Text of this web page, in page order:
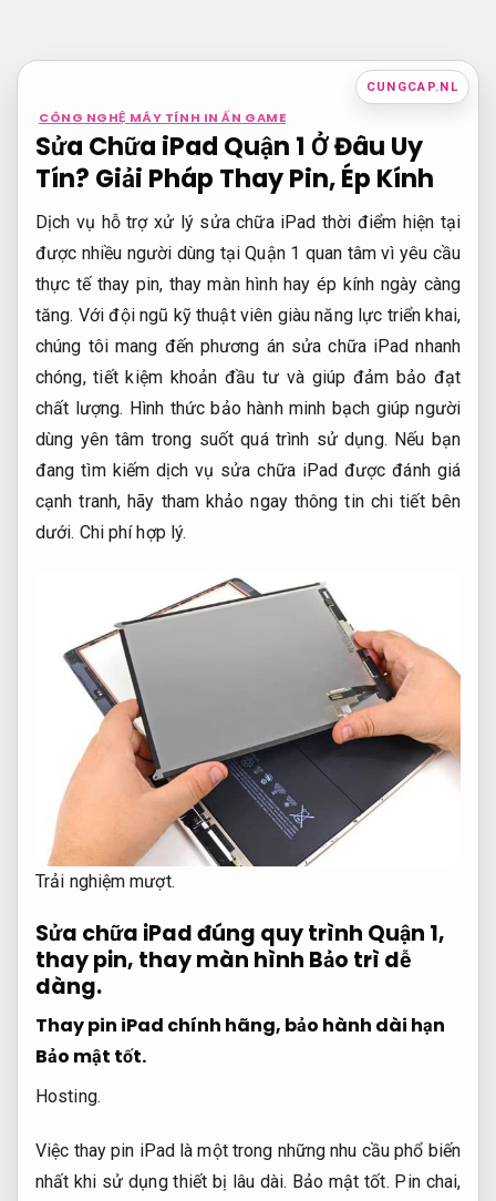
nội
CUNGCAP.NL
CÔNG NGHỆ MÁY TÍNH IN ẤN GAME
Sửa Chữa iPad Quận 1 Ở Đâu Uy
Tín? Giải Pháp Thay Pin, Ép Kính
Dịch vụ hỗ trợ xử lý sửa chữa iPad thời điểm hiện tại
được nhiều người dùng tại Quận 1 quan tâm vì yêu cầu
thực tế thay pin, thay màn hình hay ép kính ngày càng
tăng. Với đội ngũ kỹ thuật viên giàu năng lực triển khai,
chúng tôi mang đến phương án sửa chữa iPad nhanh
chóng, tiết kiệm khoản đầu tư và giúp đảm bảo đạt
chất lượng. Hình thức bảo hành minh bạch giúp người
dùng yên tâm trong suốt quá trình sử dụng. Nếu bạn
đang tìm kiếm dịch vụ sửa chữa iPad được đánh giá
cạnh tranh, hãy tham khảo ngay thông tin chi tiết bên
dưới. Chi phí hợp lý.
Trải nghiệm mượt.
Sửa chữa iPad đúng quy trình Quận 1,
thay pin, thay màn hình Bảo trì dễ
dàng.
Thay pin iPad chính hãng, bảo hành dài hạn
Bảo mật tốt.
Hosting.
Việc thay pin iPad là một trong những nhu cầu phổ biến
nhất khi sử dụng thiết bị lâu dài. Bảo mật tốt. Pin chai,